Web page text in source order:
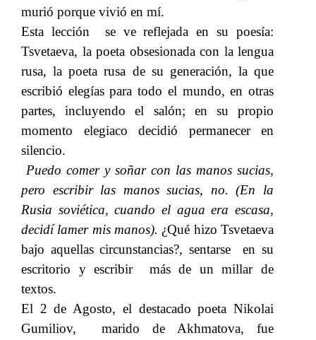
murió porque vivió en mí.
Esta lección se ve reflejada en su poesía:
Tsvetaeva, la poeta obsesionada con la lengua
rusa, la poeta rusa de su generación, la que
escribió elegías para todo el mundo, en otras
partes, incluyendo el salón; en su propio
momento elegiaco decidió permanecer en
silencio.
Puedo comer y soñar con las manos sucias,
pero escribir las manos sucias, no. (En la
Rusia soviética, cuando el agua era escasa,
decidí lamer mis manos). ​​ ¿Qué hizo Tsvetaeva
bajo aquellas circunstancias?, sentarse en su
escritorio y escribir más de un millar de
textos.
El 2 de Agosto, el destacado poeta Nikolai
Gumiliov, marido de Akhmatova, fue